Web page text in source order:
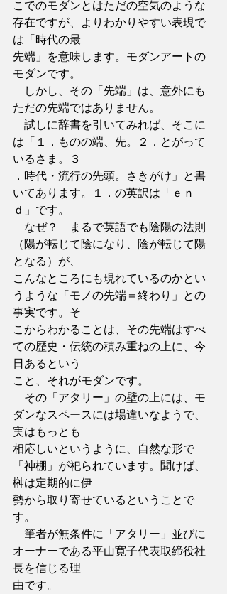
こでのモダンとはただの空気のような
存在ですが、よりわかりやすい表現で
は「時代の最
先端」を意味します。モダンアートの
モダンです。
しかし、その「先端」は、意外にも
ただの先端ではありません。
試しに辞書を引いてみれば、そこに
は「１．ものの端、先。２．とがって
いるさま。３
．時代・流行の先頭。さきがけ」と書
いてあります。１．の英訳は「ｅｎ
ｄ」です。
なぜ？　まるで英語でも陰陽の法則
（陽が転じて陰になり、陰が転じて陽
となる）が、
こんなところにも現れているのかとい
うような「モノの先端＝終わり」との
事実です。そ
こからわかることは、その先端はすべ
ての歴史・伝統の積み重ねの上に、今
日あるという
こと、それがモダンです。
その「アタリー」の壁の上には、モ
ダンなスペースには場違いなようで、
実はもっとも
相応しいというように、自然な形で
「神棚」が祀られています。聞けば、
榊は定期的に伊
勢から取り寄せているということで
す。
筆者が無条件に「アタリー」並びに
オーナーである平山寛子代表取締役社
長を信じる理
由です。